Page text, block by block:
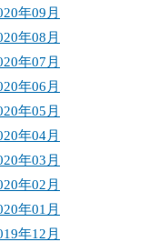
年09月
年08月
年07月
年06月
年05月
年04月
年03月
年02月
年01月
年12月